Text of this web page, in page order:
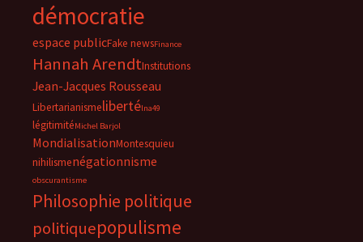
démocratie
espace publicFake newsFinance
Hannah ArendtInstitutions
Jean-Jacques Rousseau
Libertarianismelibertélna49
légitimitéMichel Barjol
MondialisationMontesquieu
nihilismenégationnisme
obscurantisme
Philosophie politique
politiquepopulisme